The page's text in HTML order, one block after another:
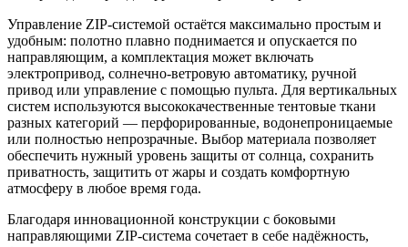
Управление ZIP-системой остаётся максимально простым и
удобным: полотно плавно поднимается и опускается по
направляющим, а комплектация может включать
электропривод, солнечно-ветровую автоматику, ручной
привод или управление с помощью пульта. Для вертикальных
систем используются высококачественные тентовые ткани
разных категорий — перфорированные, водонепроницаемые
или полностью непрозрачные. Выбор материала позволяет
обеспечить нужный уровень защиты от солнца, сохранить
приватность, защитить от жары и создать комфортную
атмосферу в любое время года.
Благодаря инновационной конструкции с боковыми
направляющими ZIP-система сочетает в себе надёжность,